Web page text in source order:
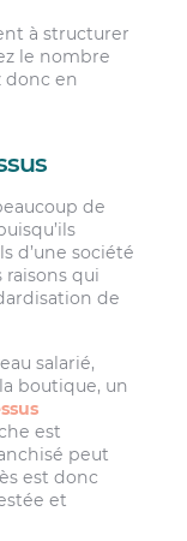
à structurer
le nombre
donc en
de
d’une société
raisons qui
de
salarié,
boutique, un
est
peut
est donc
et